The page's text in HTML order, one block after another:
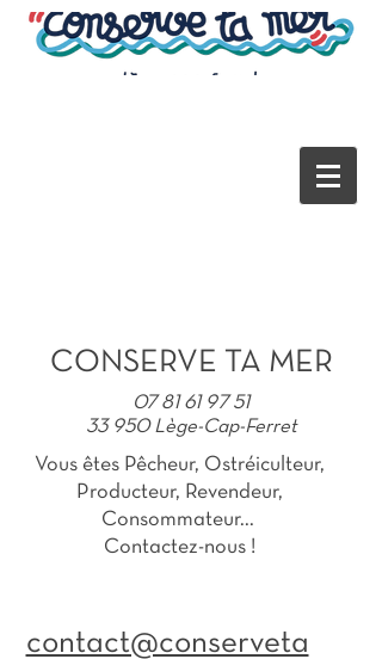
CONSERVE TA MER
07 81 61 97 51
33 950 Lège-Cap-Ferret
Vous êtes Pêcheur, Ostréiculteur,
Producteur, Revendeur,
Consommateur...
Contactez-nous !
contact@conserveta